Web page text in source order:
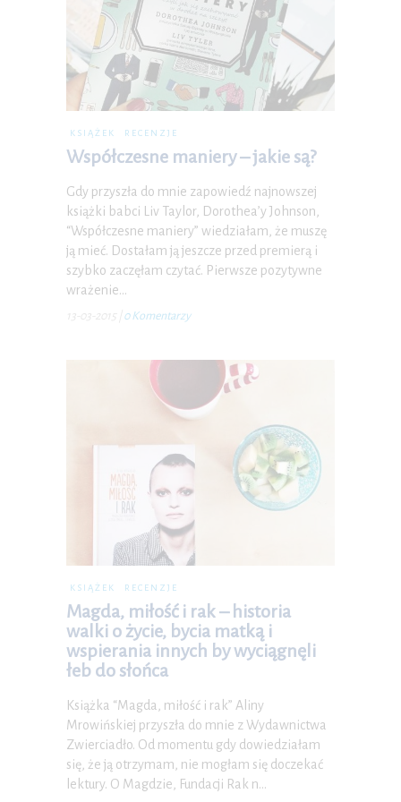
KSIĄŻEK RECENZJE
Współczesne maniery – jakie są?
Gdy przyszła do mnie zapowiedź najnowszej
książki babci Liv Taylor, Dorothea’y Johnson,
“Współczesne maniery” wiedziałam, że muszę
ją mieć. Dostałam ją jeszcze przed premierą i
szybko zaczęłam czytać. Pierwsze pozytywne
wrażenie…
13-03-2015 0 Komentarzy
KSIĄŻEK RECENZJE
Magda, miłość i rak – historia
walki o życie, bycia matką i
wspierania innych by wyciągnęli
łeb do słońca
Książka “Magda, miłość i rak” Aliny
Mrowińskiej przyszła do mnie z Wydawnictwa
Zwierciadło. Od momentu gdy dowiedziałam
się, że ją otrzymam, nie mogłam się doczekać
lektury. O Magdzie, Fundacji Rak n…